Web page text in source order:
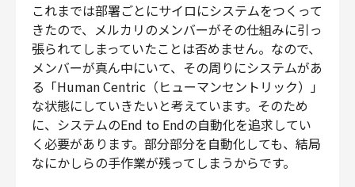
これまでは部署ごとにサイロにシステムをつくって
きたので、メルカリのメンバーがその仕組みに引っ
張られてしまっていたことは否めません。なので、
メンバーが真ん中にいて、その周りにシステムがあ
る「Human Centric（ヒューマンセントリック）」
な状態にしていきたいと考えています。そのため
に、システムのEnd to Endの自動化を追求してい
く必要があります。部分部分を自動化しても、結局
なにかしらの手作業が残ってしまうからです。